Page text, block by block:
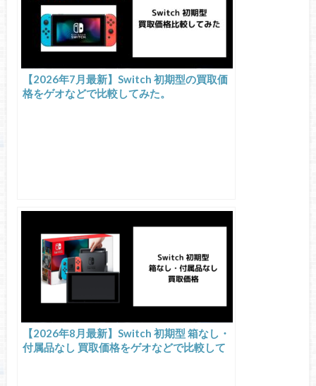
【2026年7月最新】Switch 初期型の買取価
格をゲオなどで比較してみた。
【2026年8月最新】Switch 初期型 箱なし・
付属品なし 買取価格をゲオなどで比較して